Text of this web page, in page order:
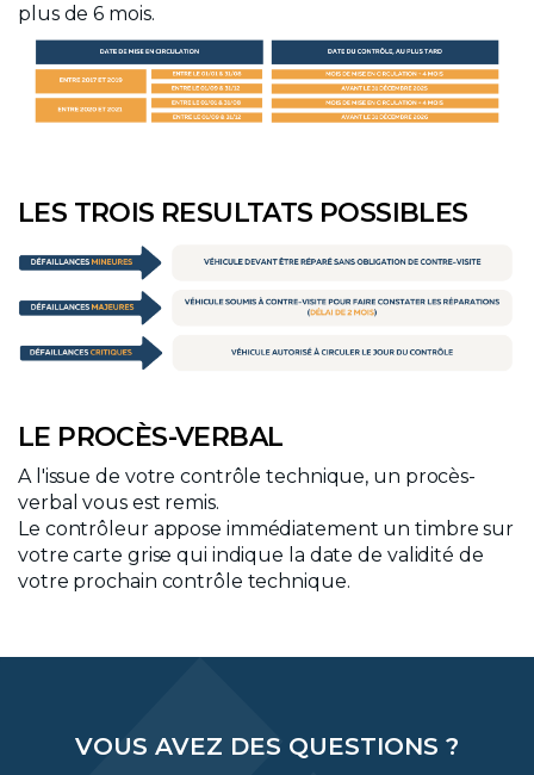
plus de 6 mois.
LES TROIS RESULTATS POSSIBLES
LE PROCÈS-VERBAL
A l'issue de votre contrôle technique, un procès-
verbal vous est remis.
Le contrôleur appose immédiatement un timbre sur
votre carte grise qui indique la date de validité de
votre prochain contrôle technique.
VOUS AVEZ DES QUESTIONS ?